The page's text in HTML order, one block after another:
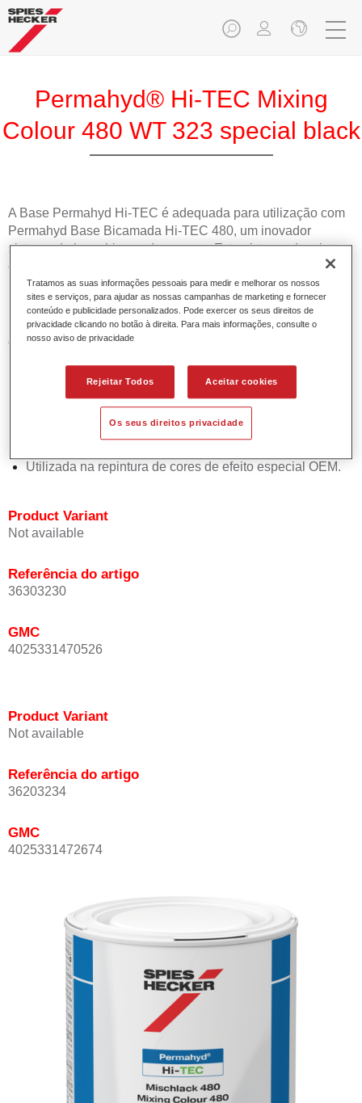
Permahyd® Hi-TEC Mixing
Colour 480 WT 323 special black
A Base Permahyd Hi-TEC é adequada para utilização com
Permahyd Base Bicamada Hi-TEC 480, um inovador
sistema de base bicamada aquosa. Este sistema de mistura
contém todas as cores lisas e de efeito necessárias para a
repintura de alta qualidade de veículos automóveis de
passageiros.
Características do produto
Oferece uma precisão de cor excepcional mesmo com
orientação de efeito.
Promove tempos de processo curtos.
Permite um disfarce fácil e fiável.
Utilizada na repintura de cores de efeito especial OEM.
Product Variant
Not available
Referência do artigo
36303230
GMC
4025331470526
Product Variant
Not available
Referência do artigo
36203234
GMC
4025331472674
Tratamos as suas informações pessoais para medir e melhorar os nossos
sites e serviços, para ajudar as nossas campanhas de marketing e fornecer
conteúdo e publicidade personalizados. Pode exercer os seus direitos de
privacidade clicando no botão à direita. Para mais informações, consulte o
nosso aviso de privacidade
Rejeitar Todos Aceitar cookies
Os seus direitos privacidade